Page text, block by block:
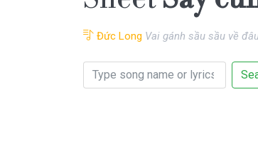
Đức Long Vai gánh sầu sầu về